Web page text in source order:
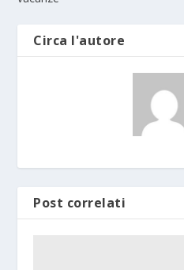
Circa l'autore
Post correlati